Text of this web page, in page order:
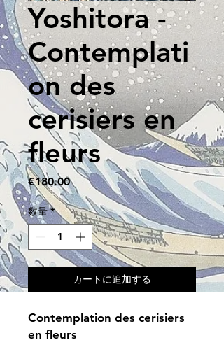
Yoshitora -
Contemplati
on des
cerisiers en
fleurs
€180.00価
格
数量 *
カートに追加する
Contemplation des cerisiers
en fleurs